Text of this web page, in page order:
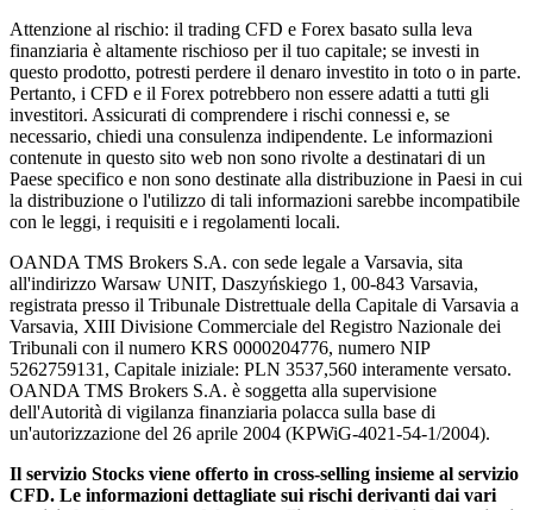
Attenzione al rischio: il trading CFD e Forex basato sulla leva
finanziaria è altamente rischioso per il tuo capitale; se investi in
questo prodotto, potresti perdere il denaro investito in toto o in parte.
Pertanto, i CFD e il Forex potrebbero non essere adatti a tutti gli
investitori. Assicurati di comprendere i rischi connessi e, se
necessario, chiedi una consulenza indipendente. Le informazioni
contenute in questo sito web non sono rivolte a destinatari di un
Paese specifico e non sono destinate alla distribuzione in Paesi in cui
la distribuzione o l'utilizzo di tali informazioni sarebbe incompatibile
con le leggi, i requisiti e i regolamenti locali.
OANDA TMS Brokers S.A. con sede legale a Varsavia, sita
all'indirizzo Warsaw UNIT, Daszyńskiego 1, 00-843 Varsavia,
registrata presso il Tribunale Distrettuale della Capitale di Varsavia a
Varsavia, XIII Divisione Commerciale del Registro Nazionale dei
Tribunali con il numero KRS 0000204776, numero NIP
5262759131, Capitale iniziale: PLN 3537,560 interamente versato.
OANDA TMS Brokers S.A. è soggetta alla supervisione
dell'Autorità di vigilanza finanziaria polacca sulla base di
un'autorizzazione del 26 aprile 2004 (KPWiG-4021-54-1/2004).
Il servizio Stocks viene offerto in cross-selling insieme al servizio
CFD. Le informazioni dettagliate sui rischi derivanti dai vari